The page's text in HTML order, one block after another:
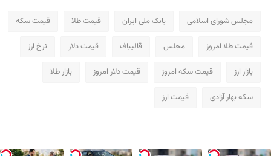
مجلس شورای اسلامی بانک ملی ایران قیمت طلا قیمت سکه
قیمت طلا امروز مجلس قالیباف قیمت دلار نرخ ارز
بازار ارز قیمت سکه امروز قیمت دلار امروز بازار طلا
سکه بهار آزادی قیمت ارز